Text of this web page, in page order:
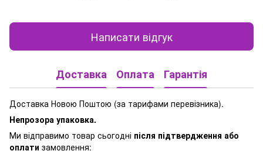
Написати відгук
Доставка Оплата Гарантія
Доставка Новою Поштою (за тарифами перевізника).
Непрозора упаковка.
Ми відправимо товар сьогодні після підтвердження або
оплати замовлення: